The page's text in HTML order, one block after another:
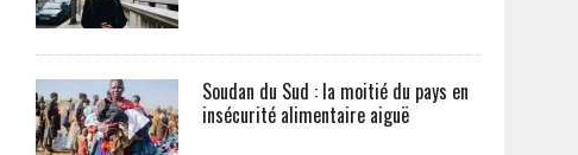
Soudan du Sud : la moitié du pays en
insécurité alimentaire aiguë